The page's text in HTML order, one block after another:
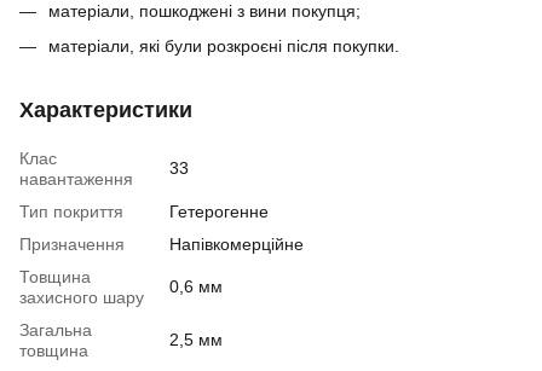
матеріали, пошкоджені з вини покупця;
матеріали, які були розкроєні після покупки.
Характеристики
Клас
навантаження
33
Тип покриття
Гетерогенне
Призначення
Напівкомерційне
Товщина
захисного шару
0,6 мм
Загальна
товщина
2,5 мм